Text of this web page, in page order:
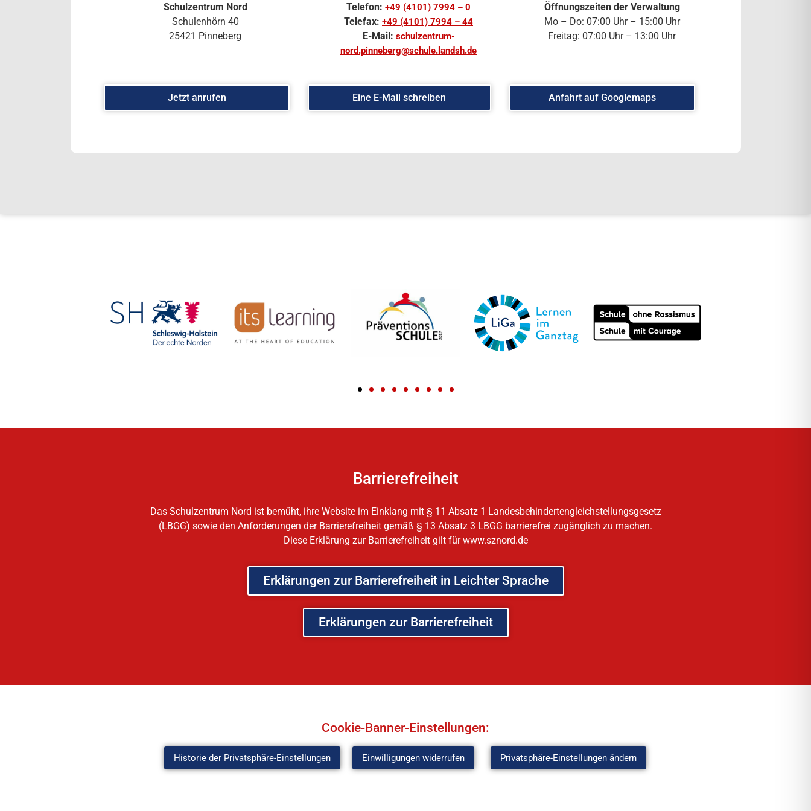
Schulzentrum Nord
Schulenhörn 40
25421 Pinneberg
Telefon: +49 (4101) 7994 – 0
Telefax: +49 (4101) 7994 – 44
E-Mail: schulzentrum-
nord.pinneberg@schule.landsh.de
Öffnungszeiten der Verwaltung
Mo – Do: 07:00 Uhr – 15:00 Uhr
Freitag: 07:00 Uhr – 13:00 Uhr
Jetzt anrufen Eine E-Mail schreiben Anfahrt auf Googlemaps
Barrierefreiheit
Das Schulzentrum Nord ist bemüht, ihre Website im Einklang mit § 11 Absatz 1 Landesbehindertengleichstellungsgesetz
(LBGG) sowie den Anforderungen der Barrierefreiheit gemäß § 13 Absatz 3 LBGG barrierefrei zugänglich zu machen.
Diese Erklärung zur Barrierefreiheit gilt für www.sznord.de
Erklärungen zur Barrierefreiheit in Leichter Sprache
Erklärungen zur Barrierefreiheit
Cookie-Banner-Einstellungen:
Historie der Privatsphäre-Einstellungen Einwilligungen widerrufen Privatsphäre-Einstellungen ändern